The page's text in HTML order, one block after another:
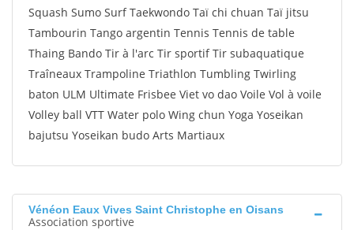
Squash Sumo Surf Taekwondo Taï chi chuan Taï jitsu
Tambourin Tango argentin Tennis Tennis de table
Thaing Bando Tir à l'arc Tir sportif Tir subaquatique
Traîneaux Trampoline Triathlon Tumbling Twirling
baton ULM Ultimate Frisbee Viet vo dao Voile Vol à voile
Volley ball VTT Water polo Wing chun Yoga Yoseikan
bajutsu Yoseikan budo Arts Martiaux
Vénéon Eaux Vives Saint Christophe en Oisans
Association sportive